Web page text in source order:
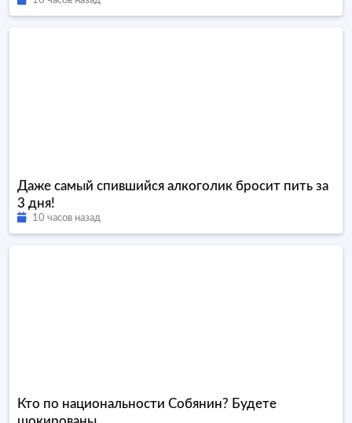
Даже самый спившийся алкоголик бросит пить за
3 дня!
10 часов назад
Кто по национальности Собянин? Будете